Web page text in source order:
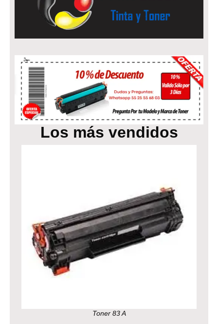
Los más vendidos
Toner 83 A